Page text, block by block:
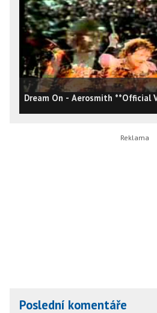
Dream On - Aerosmith **Official
Poslední komentáře